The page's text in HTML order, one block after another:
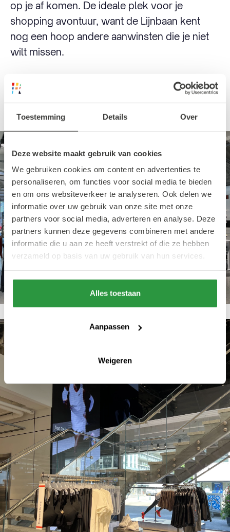
Toestemming Details Over
Deze website maakt gebruik van cookies
We gebruiken cookies om content en advertenties te
personaliseren, om functies voor social media te bieden
en om ons websiteverkeer te analyseren. Ook delen we
informatie over uw gebruik van onze site met onze
partners voor social media, adverteren en analyse. Deze
partners kunnen deze gegevens combineren met andere
informatie die u aan ze heeft verstrekt of die ze hebben
verzameld op basis van uw gebruik van hun services.
Alles toestaan
Aanpassen
Weigeren
op je af komen. De ideale plek voor je
shopping avontuur, want de Lijnbaan kent
nog een hoop andere aanwinsten die je niet
wilt missen.